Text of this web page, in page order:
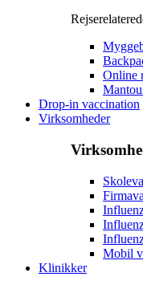
Online
Drop-in vaccination
Virksomheder
Mobil
Klinikker